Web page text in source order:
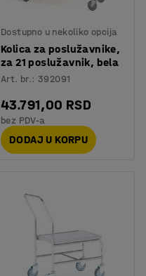
Dostupno u nekoliko opcija
Kolica za poslužavnike,
za 21 poslužavnik, bela
Art. br.:392091
43.791,00 RSD
bez PDV-a
DODAJ U KORPU